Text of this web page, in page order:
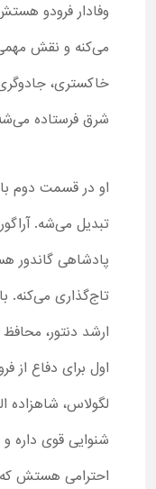
وفادار فرودو
می‌کنه و نقش مهمی
خاکستری،
شرق فرستاده
او در قسمت دوم
تبدیل می‌شه.
پادشاهی
تاج‌گذاری می‌کنه.
ارشد دنتور،
اول برای دفاع از
لگولاس، شاهزاده
شنوایی قوی داره و
احترامی هستش که